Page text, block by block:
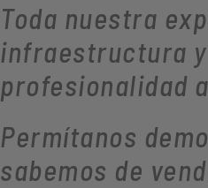
Toda nuestra
infraestructura y
profesionalidad
Permítanos
sabemos de